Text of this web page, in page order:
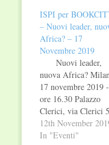
Milano per
il suo ultimo
romanzo, Il corvo
(Iperborea, 2013).
L'incontro "Dall'iran
con amore: una
di ordinaria
immigrazione", è
previsto domenica 24
novembre, alle
nelle…
ISPI per
– Nuovi leader,
Africa? – 17
Novembre 2019
Nuovi leader,
nuova Africa?
17 novembre 2019 -
ore 16.30 Palazzo
Clerici, via Clerici 5
Negli ultimi anni,
l’Africa subsahariana
12th November
In "Eventi"